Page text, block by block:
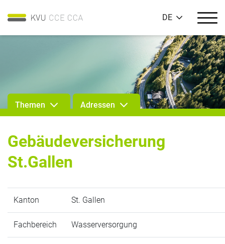
DE
Themen Adressen
Gebäudeversicherung
St.Gallen
Kanton St. Gallen
Fachbereich Wasserversorgung